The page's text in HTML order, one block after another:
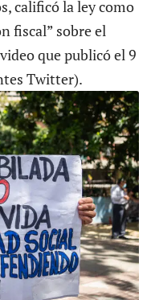
calificó la ley como
fiscal” sobre el
que publicó el 9
Twitter).